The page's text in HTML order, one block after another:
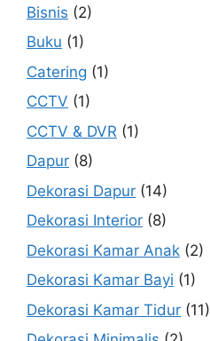
Bisnis (2)
Buku (1)
Catering (1)
CCTV (1)
CCTV & DVR (1)
Dapur (8)
Dekorasi Dapur (14)
Dekorasi Interior (8)
Dekorasi Kamar Anak (2)
Dekorasi Kamar Bayi (1)
Dekorasi Kamar Tidur (11)